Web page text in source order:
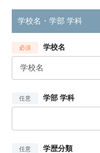
学校名・学部 学科
必須 学校名
任意 学部 学科
任意 学歴分類